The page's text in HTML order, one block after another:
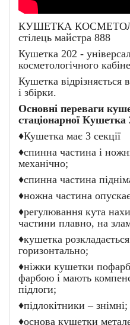
КУШЕТКА
стілець майстра 888
Кушетка 202 -
косметологічного
Кушетка відрізняється
і збірки.
Основні переваги
стаціонарної Кушетка
♦Кушетка має 3 секції
♦спинна частина і
механічно;
♦спинна частина
♦ножна частина
♦регулювання кута
частини плавно, на
♦кушетка
горизонтально;
♦ніжки кушетки
фарбою і мають
підлоги;
♦підлокітники – знімні;
♦основа кушетки